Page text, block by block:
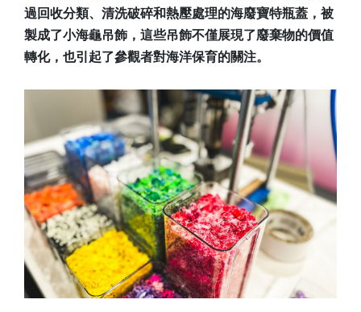
過回收分類、清洗破碎和熱壓處理的海廢寶特瓶蓋，被
製成了小海龜吊飾，這些吊飾不僅展現了廢棄物的價值
轉化，也引起了參觀者對海洋保育的關注。